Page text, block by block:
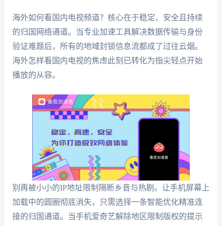
海外如何看国内电视频道？核心在于稳定、安全且持续
的归国网络通道。当专业加速工具解决数据传输与身份
验证难题后，所有的地域封锁信息流都成了过往云烟。
海外怎样看国内电视的焦虑此刻已转化为指尖轻点开始
播放的从容。
别再被小小的IP地址限制隔断乡音与热剧。让手机屏幕上
加载中的圆圈彻底消失，只需选择一条智能优化精准连
接的归国通道。当手机爱奇艺解除地区限制版权的提示